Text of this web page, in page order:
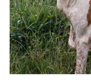
č
a
m
e